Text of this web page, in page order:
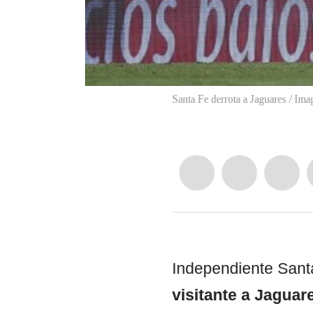
Santa Fe derrota a Jaguares /
Independiente
visitante a